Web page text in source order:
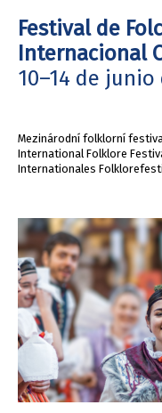
Festival de
Internacional
10–14 de junio
Mezinárodní folklorní
International Folklore
Internationales